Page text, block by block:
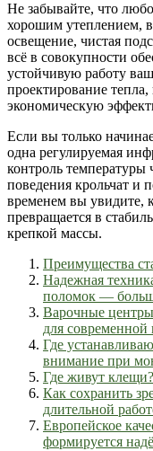
Не забывайте, что
хорошим утеплением,
освещение, чистая
всё в совокупности
устойчивую работу
проектирование тепла,
экономическую
Если вы только
одна регулируемая
контроль температуры
поведения крольчат и
временем вы увидите,
превращается в
крепкой массы.
Преимущества
Надежная
поломок —
Варочные
для современной
Где
внимание при
Где живут клещи?
Как сохранить
длительной
Европейское
формируется